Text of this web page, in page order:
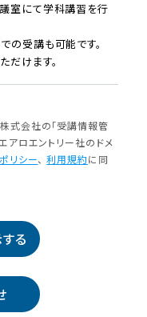
室にて学科講習を行
の受講も可能です。
だけます。
式会社の「受講情報管
アロエントリー社のドメ
リシー、利⽤規約に同
る